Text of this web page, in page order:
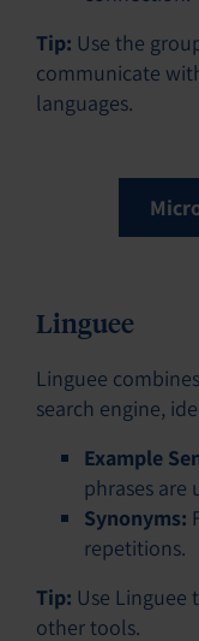
Tip: Use the
communicate
languages.
Linguee
Linguee
search engine,
Example
phrases are
Synonyms:
repetitions.
Tip: Use
other tools.